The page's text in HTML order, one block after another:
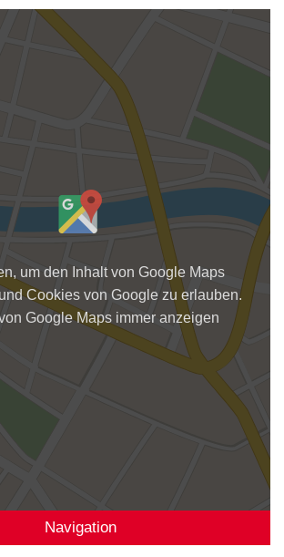
um den Inhalt von Google Maps
Cookies von Google zu erlauben.
Google Maps immer anzeigen
Navigation